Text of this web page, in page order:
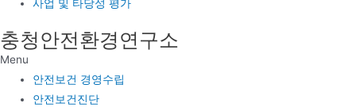
사업 및 타당성 평가
충청안전환경연구소
Menu
안전보건 경영수립
안전보건진단